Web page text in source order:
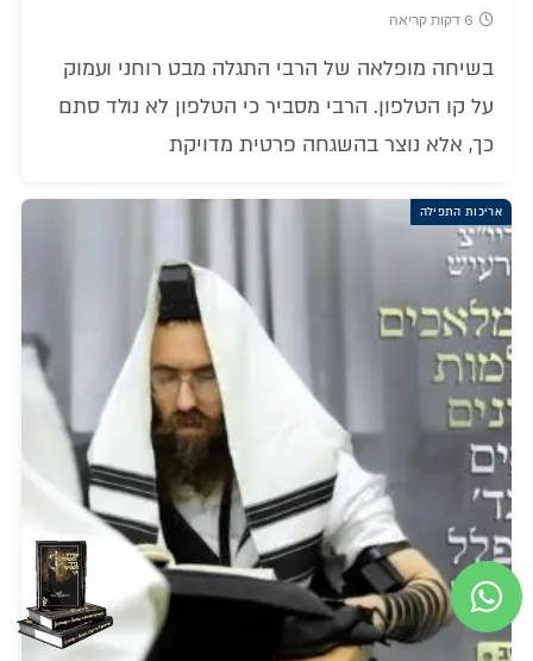
6 דקות קריאה
בשיחה מופלאה של הרבי התגלה מבט רוחני ועמוק
על קו הטלפון. הרבי מסביר כי הטלפון לא נולד סתם
כך, אלא נוצר בהשגחה פרטית מדויקת
אריכות התפילה